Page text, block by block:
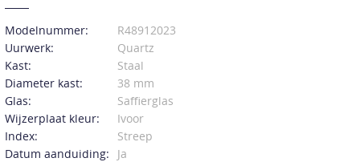
Modelnummer:
R48912023
Uurwerk:
Quartz
Kast:
Staal
Diameter kast:
38 mm
Glas:
Saffierglas
Wijzerplaat kleur:
Ivoor
Index:
Streep
Datum aanduiding:
Ja